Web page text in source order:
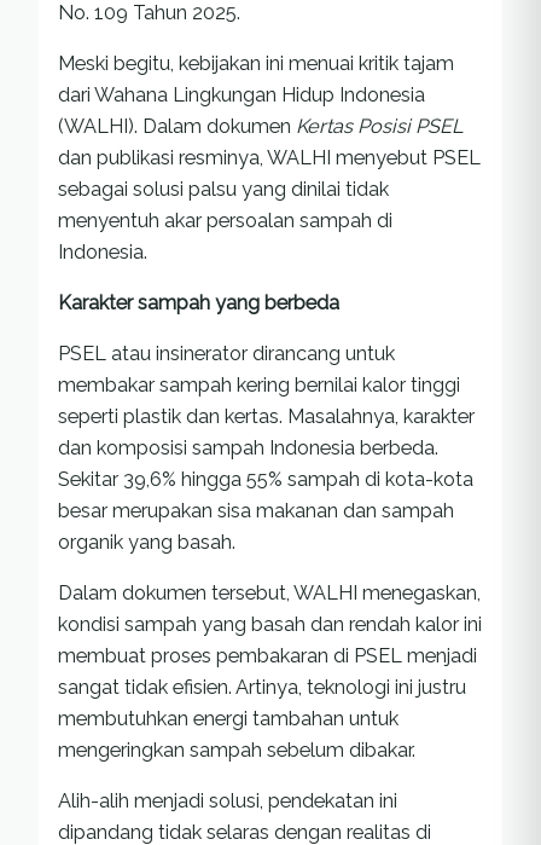
No. 109 Tahun 2025.
Meski begitu, kebijakan ini menuai kritik tajam
dari Wahana Lingkungan Hidup Indonesia
(WALHI). Dalam dokumen Kertas Posisi PSEL
dan publikasi resminya, WALHI menyebut PSEL
sebagai solusi palsu yang dinilai tidak
menyentuh akar persoalan sampah di
Indonesia.
Karakter sampah yang berbeda
PSEL atau insinerator dirancang untuk
membakar sampah kering bernilai kalor tinggi
seperti plastik dan kertas. Masalahnya, karakter
dan komposisi sampah Indonesia berbeda.
Sekitar 39,6% hingga 55% sampah di kota-kota
besar merupakan sisa makanan dan sampah
organik yang basah.
Dalam dokumen tersebut, WALHI menegaskan,
kondisi sampah yang basah dan rendah kalor ini
membuat proses pembakaran di PSEL menjadi
sangat tidak efisien. Artinya, teknologi ini justru
membutuhkan energi tambahan untuk
mengeringkan sampah sebelum dibakar.
Alih-alih menjadi solusi, pendekatan ini
dipandang tidak selaras dengan realitas di